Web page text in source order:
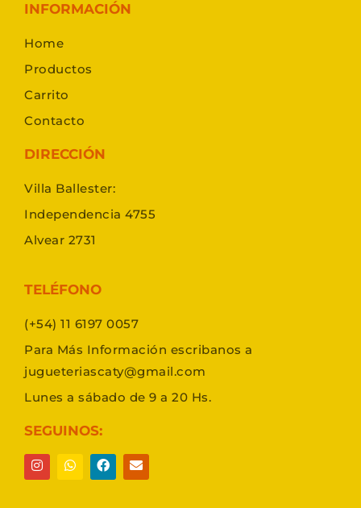
INFORMACIÓN
Home
Productos
Carrito
Contacto
DIRECCIÓN
Villa Ballester:
Independencia 4755
Alvear 2731
TELÉFONO
(+54) 11 6197 0057
Para Más Información escribanos a
jugueteriascaty@gmail.com
Lunes a sábado de 9 a 20 Hs.
SEGUINOS: